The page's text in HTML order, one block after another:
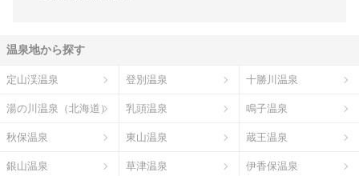
温泉地から探す
定山渓温泉 登別温泉 十勝川温泉
湯の川温泉（北海道） 乳頭温泉 鳴子温泉
秋保温泉 東山温泉 蔵王温泉
銀山温泉 草津温泉 伊香保温泉